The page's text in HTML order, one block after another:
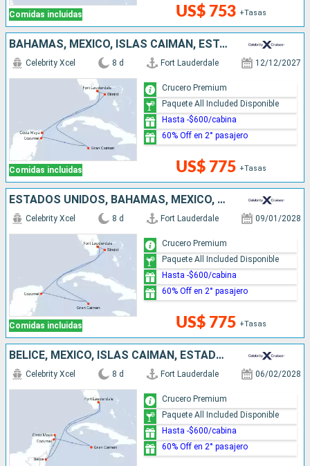
Comidas incluidas US$ 753 +Tasas
BAHAMAS, MÉXICO, ISLAS CAIMÁN, ESTADOS UNIDOS
Comidas incluidas
Celebrity Xcel 8 d Fort Lauderdale 12/12/2027
US$ 775 +Tasas
Crucero Premium
Paquete All Included Disponible
Hasta -$600/cabina
60% Off en 2° pasajero
ESTADOS UNIDOS, BAHAMAS, MÉXICO, ISLAS CAIMÁN
Comidas incluidas
Celebrity Xcel 8 d Fort Lauderdale 09/01/2028
US$ 775 +Tasas
Crucero Premium
Paquete All Included Disponible
Hasta -$600/cabina
60% Off en 2° pasajero
BELICE, MÉXICO, ISLAS CAIMÁN, ESTADOS UNIDOS
Celebrity Xcel 8 d Fort Lauderdale 06/02/2028
Crucero Premium
Paquete All Included Disponible
Hasta -$600/cabina
60% Off en 2° pasajero